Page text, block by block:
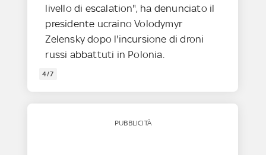
livello di escalation", ha denunciato il
presidente ucraino Volodymyr
Zelensky dopo l'incursione di droni
russi abbattuti in Polonia.
4/7
PUBBLICITÀ